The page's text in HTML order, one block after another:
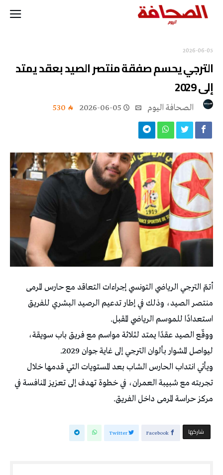
2026-06-05
الترجي يحسم صفقة منتصر الصيد بعقد يمتد
إلى 2029
2026-06-05
530
أتمّ الترجي الرياضي التونسي إجراءات التعاقد مع حارس المرمى
منتصر الصيد، وذلك في إطار تدعيم الرصيد البشري للفريق
استعدادًا للموسم الرياضي المقبل.
ووقّع الصيد عقدًا يمتد لثلاثة مواسم مع فريق باب سويقة،
ليواصل المشوار بألوان الترجي إلى غاية جوان 2029.
ويأتي انتداب الحارس الشاب بعد المستويات التي قدمها خلال
تجربته مع شبيبة العمران، في خطوة تهدف إلى تعزيز المنافسة في
مركز حراسة المرمى داخل الفريق.
‫‫ شاركها‬ Facebook
Twitter